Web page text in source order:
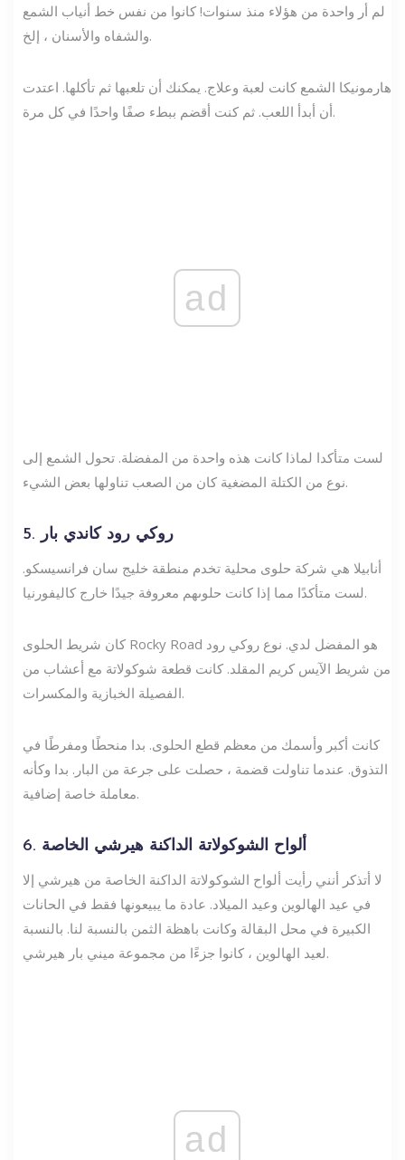
لم أر واحدة من هؤلاء منذ سنوات! كانوا من نفس خط أنياب الشمع
والشفاه والأسنان ، إلخ.
هارمونيكا الشمع كانت لعبة وعلاج. يمكنك أن تلعبها ثم تأكلها. اعتدت
أن أبدأ اللعب. ثم كنت أقضم ببطء صفًا واحدًا في كل مرة.
ad
لست متأكدا لماذا كانت هذه واحدة من المفضلة. تحول الشمع إلى
نوع من الكتلة المضغية كان من الصعب تناولها بعض الشيء.
5. روكي رود كاندي بار
أنابيلا هي شركة حلوى محلية تخدم منطقة خليج سان فرانسيسكو.
لست متأكدًا مما إذا كانت حلوىهم معروفة جيدًا خارج كاليفورنيا.
كان شريط الحلوى Rocky Road هو المفضل لدي. نوع روكي رود
من شريط الآيس كريم المقلد. كانت قطعة شوكولاتة مع أعشاب من
الفصيلة الخبازية والمكسرات.
كانت أكبر وأسمك من معظم قطع الحلوى. بدا منحطًا ومفرطًا في
التذوق. عندما تناولت قضمة ، حصلت على جرعة من البار. بدا وكأنه
معاملة خاصة إضافية.
6. ألواح الشوكولاتة الداكنة هيرشي الخاصة
لا أتذكر أنني رأيت ألواح الشوكولاتة الداكنة الخاصة من هيرشي إلا
في عيد الهالوين وعيد الميلاد. عادة ما يبيعونها فقط في الحانات
الكبيرة في محل البقالة وكانت باهظة الثمن بالنسبة لنا. بالنسبة
لعيد الهالوين ، كانوا جزءًا من مجموعة ميني بار هيرشي.
ad